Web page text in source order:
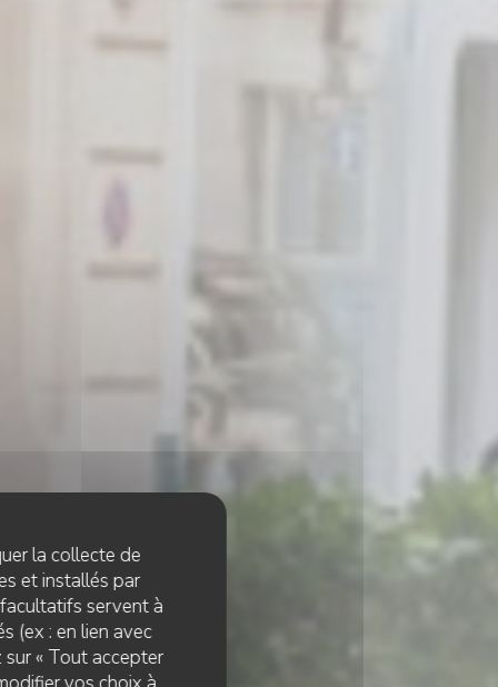
la collecte de
et installés par
servent à
(ex : en lien avec
« Tout accepter